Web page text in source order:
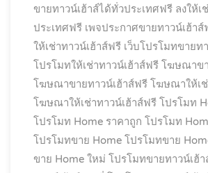
ขายทาวน์เฮ้าส์ได้ทั่วประเทศฟรี ลงให้เ
ประเทศฟรี เพจประกาศขายทาวน์เฮ้าส์
ให้เช่าทาวน์เฮ้าส์ฟรี เว็บโปรโมทขายท
โปรโมทให้เช่าทาวน์เฮ้าส์ฟรี โฆษณาข
โฆษณาขายทาวน์เฮ้าส์ฟรี โฆษณาให้เ
โฆษณาให้เช่าทาวน์เฮ้าส์ฟรี โปรโมท
โปรโมท Home ราคาถูก โปรโมท
โปรโมทขาย Home โปรโมทขาย
ขาย Home ใหม่ โปรโมทขายทาวน์เฮ้า